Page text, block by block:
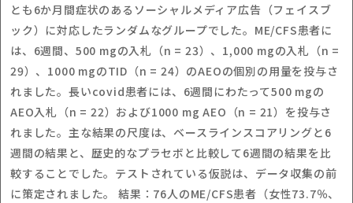
とも6か月間症状のあるソーシャルメディア広告（フェイスブ
ック）に対応したランダムなグループでした。ME/CFS患者に
は、6週間、500 mgの入札（n = 23）、1,000 mgの入札（n =
29）、1000 mgのTID（n = 24）のAEOの個別の用量を投与さ
れました。長いcovid患者には、6週間にわたって500 mgの
AEO入札（n = 22）および1000 mg AEO（n = 21）を投与さ
れました。主な結果の尺度は、ベースラインスコアリングと6
週間の結果と、歴史的なプラセボと比較して6週間の結果を比
較することでした。テストされている仮説は、データ収集の前
に策定されました。 結果：76人のME/CFS患者（女性73.7％、